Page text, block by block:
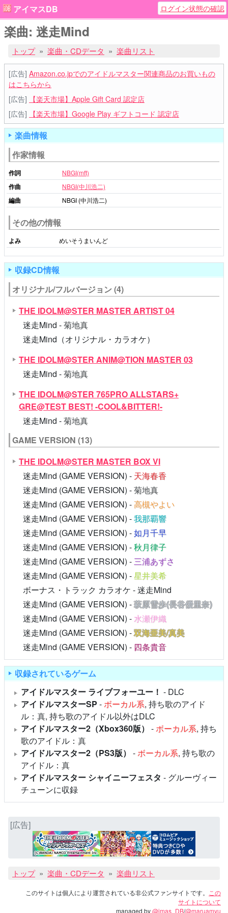
アイマスDB ログイン状態の確認
楽曲: 迷走Mind
トップ 楽曲・CDデータ 楽曲リスト
[広告] Amazon.co.jpでのアイドルマスター関連商品のお買いもの
はこちらから
[広告]
【楽天市場】Apple Gift Card 認定店
[広告]
【楽天市場】Google Play ギフトコード 認定店
楽曲情報
作家情報
作詞 NBGI(mft)
作曲 NBGI(中川浩二)
編曲 NBGI (中川浩二)
その他の情報
よみ めいそうまいんど
収録CD情報
オリジナル/フルバージョン (4)
THE IDOLM@STER MASTER ARTIST 04
迷走Mind -菊地真
迷走Mind（オリジナル・カラオケ）
THE IDOLM@STER ANIM@TION MASTER 03
迷走Mind -菊地真
THE IDOLM@STER 765PRO ALLSTARS+
GRE@TEST BEST! -COOL&BITTER!-
迷走Mind -菊地真
GAME VERSION (13)
THE IDOLM@STER MASTER BOX VI
迷走Mind (GAME VERSION) - 天海春香
迷走Mind (GAME VERSION) -菊地真
迷走Mind (GAME VERSION) -高槻やよい
迷走Mind (GAME VERSION) -我那覇響
迷走Mind (GAME VERSION) -如月千早
迷走Mind (GAME VERSION) -秋月律子
迷走Mind (GAME VERSION) -三浦あずさ
迷走Mind (GAME VERSION) -星井美希
ボーナス・トラック カラオケ - 迷走Mind
迷走Mind (GAME VERSION) -萩原雪歩(長谷優里奈)
迷走Mind (GAME VERSION) -水瀬伊織
迷走Mind (GAME VERSION) -双海亜美/真美
迷走Mind (GAME VERSION) - 四条貴音
収録されているゲーム
アイドルマスター ライブフォーユー！ - DLC
アイドルマスターSP -ボーカル系, 持ち歌のアイド
ル： 真, 持ち歌のアイドル以外はDLC
アイドルマスター2（Xbox360版） -ボーカル系, 持ち
歌のアイドル： 真
アイドルマスター2（PS3版） -ボーカル系, 持ち歌の
アイドル： 真
アイドルマスター シャイニーフェスタ - グルーヴィー
チューンに収録
[広告]
トップ 楽曲・CDデータ 楽曲リスト
このサイトは個人により運営されている非公式ファンサイトです。
この
サイトについて
managed by@imas_DB/@maruamyu